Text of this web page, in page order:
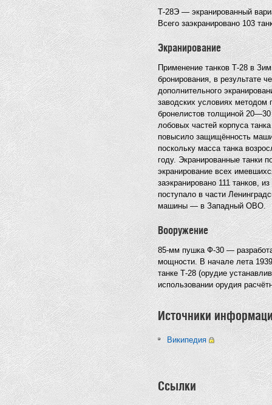
Т-28Э — экранированный
Всего заэкранировано 103
Экранирование
Применение танков Т-28 в
бронирования, в результате
дополнительного
заводских условиях методом
бронелистов толщиной
лобовых частей корпуса
повысило защищённость
поскольку масса танка
году. Экранированные танки
экранирование всех
заэкранировано 111 танков,
поступало в части
машины — в Западный ОВО.
Вооружение
85-мм пушка Ф-30 —
мощности. В начале лета
танке Т-28 (орудие
использовании орудия
Источники
Википедия
Ссылки